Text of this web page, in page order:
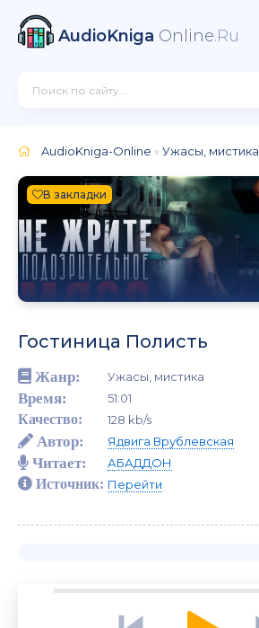
AudioKniga Online.Ru
AudioKniga-Online »Ужасы, мистика
В закладки
Гостиница Полисть
Жанр: Ужасы, мистика
Время:
51:01
Качество:
128 kb/s
Автор: Ядвига Врублевская
Читает:
АБАДДОН
Источник: Перейти